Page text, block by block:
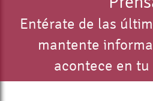
Entérate de las
mantente
acontece en